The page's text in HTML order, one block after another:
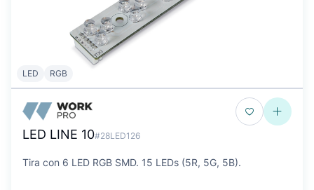
LED RGB
LED LINE 10#28LED126
Tira con 6 LED RGB SMD. 15 LEDs (5R, 5G, 5B).